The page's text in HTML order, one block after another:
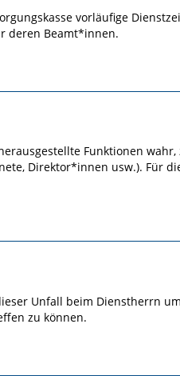
vorläufige
deren Beamt*innen.
Funktionen
Direktor*innen usw.). Für
Unfall beim Dienstherrn
zu können.